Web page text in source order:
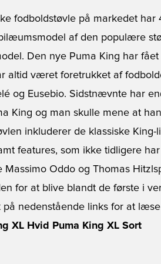
fodboldstøvle på markedet
af den populære
Den nye Puma King har
altid været foretrukket af
og Eusebio. Sidstnævnte har
King og man skulle mene at
inkluderer de klassiske King-
features, som ikke tidligere
Massimo Oddo og Thomas
for at blive blandt de første i
nedenstående links for at
XL Hvid Puma King XL Sort